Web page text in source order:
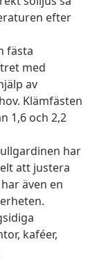
efter
fästa
med
av
Klämfästen
1,6 och 2,2
har
att justera
även en
kaféer,